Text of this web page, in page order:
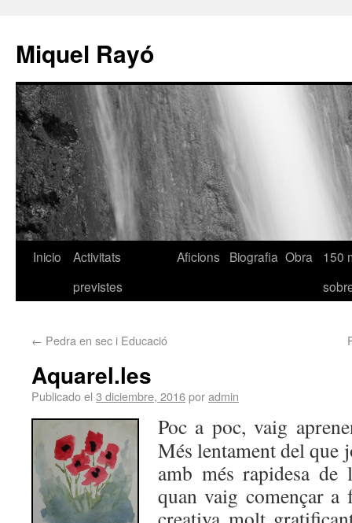
Miquel Rayó
Inicio
Activitats
previstes
Aficions Biografia Obra
150
← Pedra en sec i Educació
Aquarel.les
Publicado el 3 diciembre, 2016poradmin
Poc a poc, vaig
Més lentament del que
amb més rapidesa
quan vaig començar a